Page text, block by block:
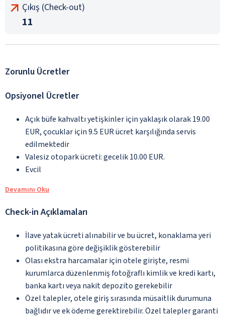
Çıkış (Check-out)
11
Zorunlu Ücretler
Opsiyonel Ücretler
Açık büfe kahvaltı yetişkinler için yaklaşık olarak 19.00
EUR, çocuklar için 9.5 EUR ücret karşılığında servis
edilmektedir
Valesiz otopark ücreti: gecelik 10.00 EUR.
Evcil
Devamını Oku
Check-in Açıklamaları
İlave yatak ücreti alınabilir ve bu ücret, konaklama yeri
politikasına göre değişiklik gösterebilir
Olası ekstra harcamalar için otele girişte, resmi
kurumlarca düzenlenmiş fotoğraflı kimlik ve kredi kartı,
banka kartı veya nakit depozito gerekebilir
Özel talepler, otele giriş sırasında müsaitlik durumuna
bağlıdır ve ek ödeme gerektirebilir. Özel talepler garanti